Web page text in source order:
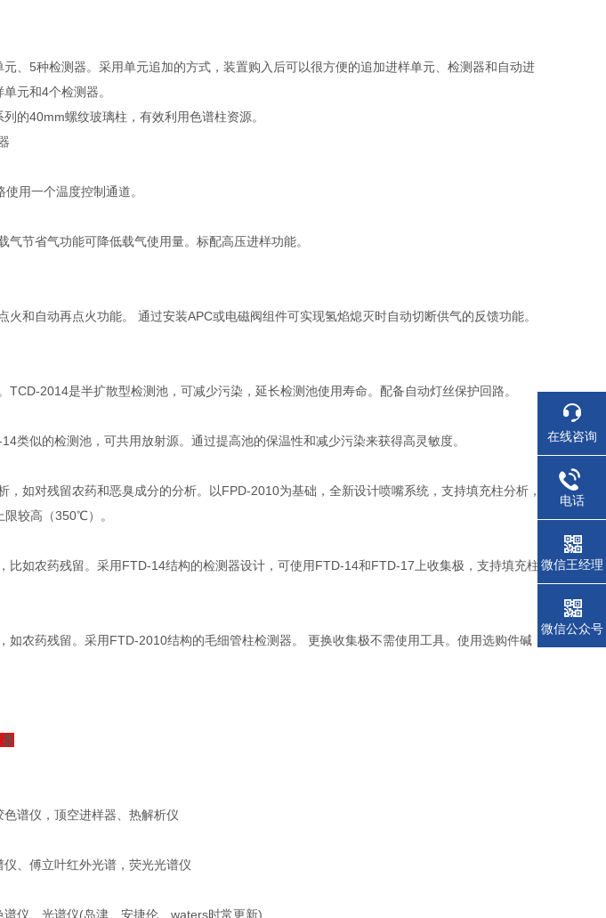
、5种检测器。采用单元追加的方式，装置购入后可以很方便的追加进样单元、检测器和自动进
元和4个检测器。
的40mm螺纹玻璃柱，有效利用色谱柱资源。
用一个温度控制通道。
节省气功能可降低载气使用量。标配高压进样功能。
和自动再点火功能。 通过安装APC或电磁阀组件可实现氢焰熄灭时自动切断供气的反馈功能。
TCD-2014是半扩散型检测池，可减少污染，延长检测池使用寿命。配备自动灯丝保护回路。
类似的检测池，可共用放射源。通过提高池的保温性和减少污染来获得高灵敏度。
，如对残留农药和恶臭成分的分析。以FPD-2010为基础，全新设计喷嘴系统，支持填充柱分析，
较高（350℃）。
比如农药残留。采用FTD-14结构的检测器设计，可使用FTD-14和FTD-17上收集极，支持填充柱
如农药残留。采用FTD-2010结构的毛细管柱检测器。 更换收集极不需使用工具。使用选购件碱
谱仪，顶空进样器、热解析仪
、傅立叶红外光谱，荧光光谱仪
仪、光谱仪(岛津、安捷伦、waters时常更新)
在线咨询
电话
微信王经理
微信公众号